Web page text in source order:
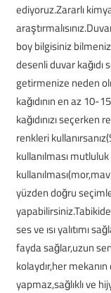
ediyoruz.Zararlı
boy bilgisiniz
desenli duvar kağıdı
getirmenize neden
kağıdının en az 10-
kağıdınızı
renkleri
kullanılması
yüzden doğru
ses ve ısı yalıtımı
fayda sağlar,uzun
kolaydır,her
yapmaz,sağlıklı ve